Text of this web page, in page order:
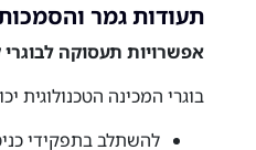
תעודות גמר
אפשרויות תעסוקה לבוגרי
בוגרי המכינה הטכנולוגית
להשתלב בתפקידי